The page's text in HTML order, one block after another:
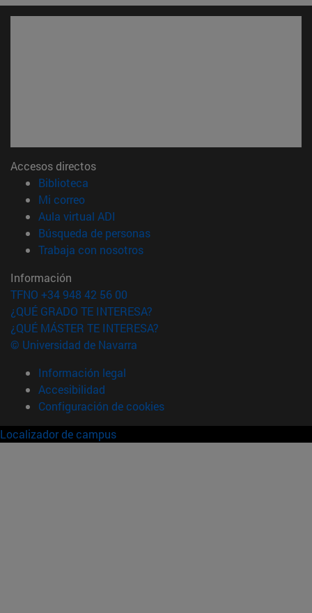
Accesos directos
Biblioteca
Mi correo(abre en nueva ventana)
Aula virtual ADI
Búsqueda de personas(abre en nueva ventana)
Trabaja con nosotros(abre en nueva ventana)
Información
TFNO +34 948 42 56 00
¿QUÉ GRADO TE INTERESA?
¿QUÉ MÁSTER TE INTERESA?
© Universidad de Navarra
Información legal
Accesibilidad
Configuración de cookies
Localizador de campus